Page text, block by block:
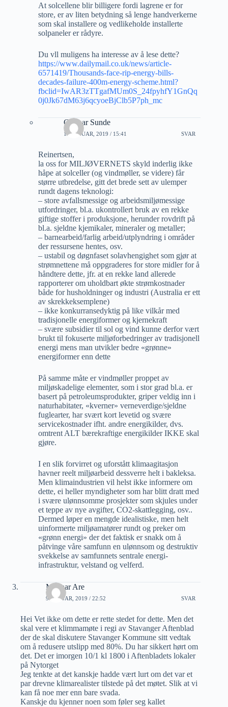
At solcellene blir billigere fordi lagrene er for
store, er av liten betydning så lenge handverkerne
som skal installere og vedlikeholde installerte
solpaneler er rådyre.
Du vll muligens ha interesse av å lese dette?
https://www.dailymail.co.uk/news/article-
6571419/Thousands-face-rip-energy-bills-
decades-failure-400m-energy-scheme.html?
fbclid=IwAR3zTTgafMUm0S_24fpyhfY1GnQq
0j0Jk67dM63j6qcyoeBjClb5P7ph_mc
Gunnar Sunde
12 JANUAR, 2019 / 15:41 SVAR
Reinertsen,
la oss for MILJØVERNETS skyld inderlig ikke
håpe at solceller (og vindmøller, se videre) får
større utbredelse, gitt det brede sett av ulemper
rundt dagens teknologi:
– store avfallsmessige og arbeidsmiljømessige
utfordringer, bl.a. ukontrollert bruk av en rekke
giftige stoffer i produksjone, herunder rovdrift på
bl.a. sjeldne kjemikaler, mineraler og metaller;
– barnearbeid/farlig arbeid/utplyndring i områder
der ressursene hentes, osv.
– ustabil og døgnfaset solavhengighet som gjør at
strømnettene må oppgraderes for store midler for å
håndtere dette, jfr. at en rekke land allerede
rapporterer om uholdbart økte strømkostnader
både for husholdninger og industri (Australia er ett
av skrekkeksemplene)
– ikke konkurransedyktig på like vilkår med
tradisjonelle energiformer og kjernekraft
– svære subsidier til sol og vind kunne derfor vært
brukt til fokuserte miljøforbedringer av tradisjonell
energi mens man utvikler bedre «grønne»
energiformer enn dette
På samme måte er vindmøller proppet av
miljøskadelige elementer, som i stor grad bl.a. er
basert på petroleumsprodukter, griper veldig inn i
naturhabitater, «kverner» verneverdige/sjeldne
fuglearter, har svært kort levetid og svære
servicekostnader ifht. andre energikilder, dvs.
omtrent ALT bærekraftige energikilder IKKE skal
gjøre.
I en slik forvirret og uforstått klimaagitasjon
havner reelt miljøarbeid dessverre helt i bakleksa.
Men klimaindustrien vil helst ikke informere om
dette, ei heller myndigheter som har blitt dratt med
i svære ulønnsomme prosjekter som skjules under
et teppe av nye avgifter, CO2-skattlegging, osv..
Dermed løper en mengde idealistiske, men helt
uinformerte miljøamatører rundt og preker om
«grønn energi» der det faktisk er snakk om å
påtvinge våre samfunn en ulønnsom og destruktiv
svekkelse av samfunnets sentrale energi-
infrastruktur, velstand og velferd.
Magnar Are
9 JANUAR, 2019 / 22:52 SVAR
Hei Vet ikke om dette er rette stedet for dette. Men det
skal vere et klimmamøte i regi av Stavanger Aftenblad
der de skal diskutere Stavanger Kommune sitt vedtak
om å redusere utslipp med 80%. Du har sikkert hørt om
det. Det er imorgen 10/1 kl 1800 i Aftenbladets lokaler
på Nytorget
Jeg tenkte at det kanskje hadde vært lurt om det var et
par drevne klimarealister tilstede på det møtet. Slik at vi
kan få noe mer enn bare svada.
Kanskje du kjenner noen som føler seg kallet